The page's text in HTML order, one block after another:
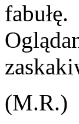
fabułę.
(M.R.)